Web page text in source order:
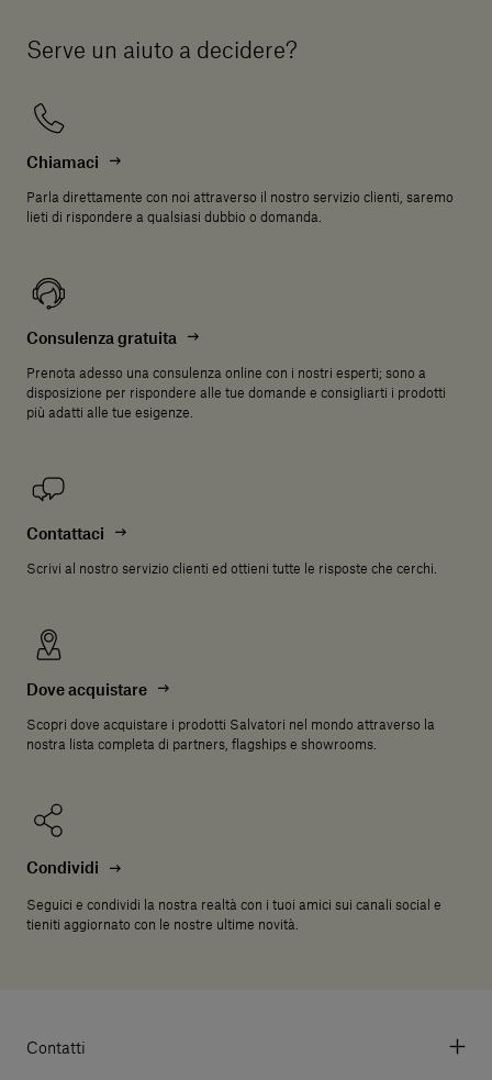
Serve un aiuto a decidere?
Chiamaci
Parla direttamente con noi attraverso il nostro servizio clienti, saremo
lieti di rispondere a qualsiasi dubbio o domanda.
Consulenza gratuita
Prenota adesso una consulenza online con i nostri esperti; sono a
disposizione per rispondere alle tue domande e consigliarti i prodotti
più adatti alle tue esigenze.
Contattaci
Scrivi al nostro servizio clienti ed ottieni tutte le risposte che cerchi.
Dove acquistare
Scopri dove acquistare i prodotti Salvatori nel mondo attraverso la
nostra lista completa di partners, flagships e showrooms.
Condividi
Seguici e condividi la nostra realtà con i tuoi amici sui canali social e
tieniti aggiornato con le nostre ultime novità.
Contatti